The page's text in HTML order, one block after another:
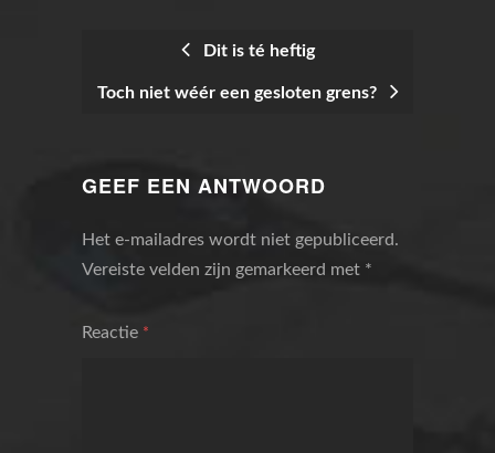
BERICHTNAVIGATIE
Dit is té heftig
Toch niet wéér een gesloten grens?
GEEF EEN ANTWOORD
Het e-mailadres wordt niet gepubliceerd.
Vereiste velden zijn gemarkeerd met *
Reactie *